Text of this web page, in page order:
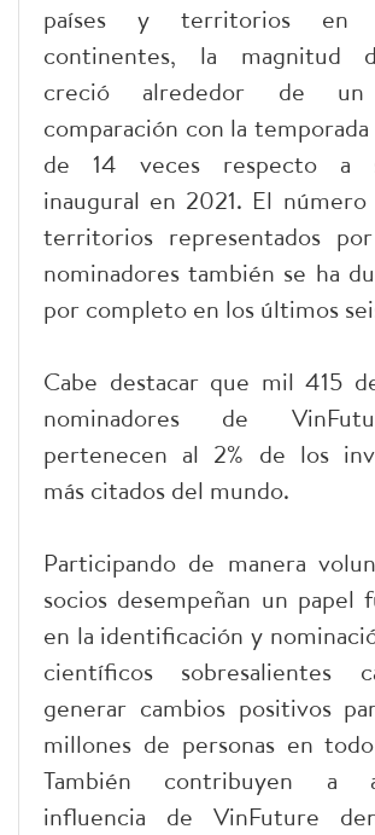
países y territorios en
continentes, la magnitud
creció alrededor de
comparación con la
de 14 veces respecto a
inaugural en 2021. El número
territorios representados
nominadores también se ha
por completo en los últimos
Cabe destacar que mil 415
nominadores de
pertenecen al 2% de los
más citados del mundo.
Participando de manera
socios desempeñan un papel
en la identificación y
científicos sobresalientes
generar cambios positivos
millones de personas en
También contribuyen a
influencia de VinFuture